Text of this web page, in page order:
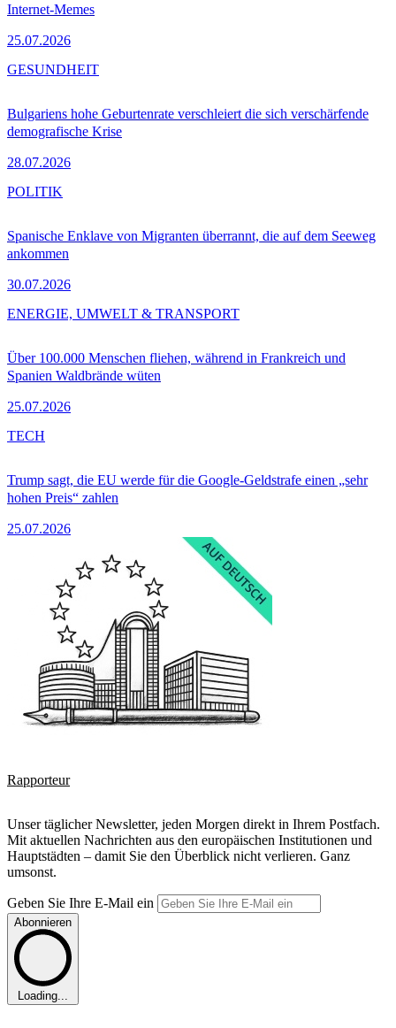
Internet-Memes
25.07.2026
Bulgariens hohe Geburtenrate verschleiert die sich verschärfende
demografische Krise
28.07.2026
GESUNDHEIT
Spanische Enklave von Migranten überrannt, die auf dem Seeweg
ankommen
30.07.2026
POLITIK
Über 100.000 Menschen fliehen, während in Frankreich und
Spanien Waldbrände wüten
25.07.2026
ENERGIE, UMWELT & TRANSPORT
Trump sagt, die EU werde für die Google-Geldstrafe einen „sehr
hohen Preis“ zahlen
25.07.2026
TECH
Rapporteur
Unser täglicher Newsletter, jeden Morgen direkt in Ihrem Postfach.
Mit aktuellen Nachrichten aus den europäischen Institutionen und
Hauptstädten – damit Sie den Überblick nicht verlieren. Ganz
umsonst.
Geben Sie Ihre E-Mail ein
Abonnieren
Loading...